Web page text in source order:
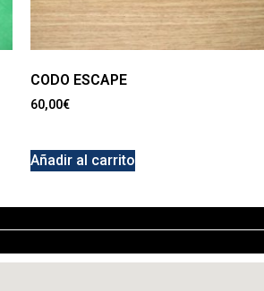
CODO ESCAPE
60,00€
Añadir al carrito